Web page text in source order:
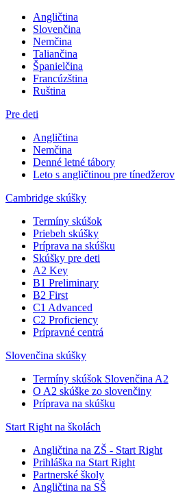
Angličtina
Slovenčina
Nemčina
Taliančina
Španielčina
Francúzština
Ruština
Pre deti
Angličtina
Nemčina
Denné letné tábory
Leto s angličtinou pre tínedžerov
Cambridge skúšky
Termíny skúšok
Priebeh skúšky
Príprava na skúšku
Skúšky pre deti
A2 Key
B1 Preliminary
B2 First
C1 Advanced
C2 Proficiency
Prípravné centrá
Slovenčina skúšky
Termíny skúšok Slovenčina A2
O A2 skúške zo slovenčiny
Príprava na skúšku
Start Right na školách
Angličtina na ZŠ - Start Right
Prihláška na Start Right
Partnerské školy
Angličtina na SŠ